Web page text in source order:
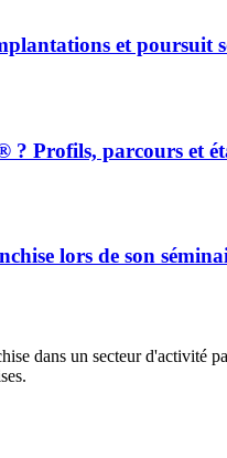
et poursuit
Profils, parcours et
lors de son
dans un secteur d'activité